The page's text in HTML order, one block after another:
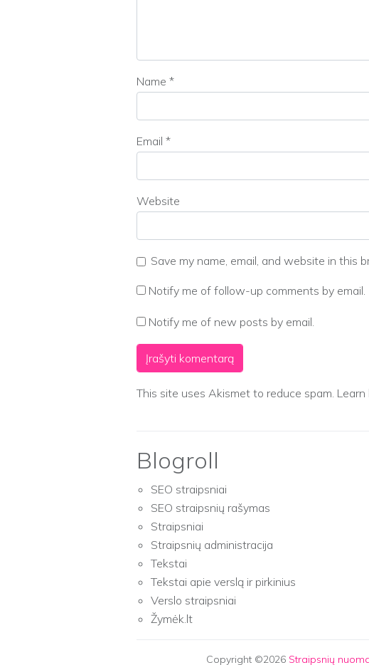
Name *
Email *
Website
Save my name, email, and website in this
Notify me of follow-up comments by email.
Notify me of new posts by email.
This site uses Akismet to reduce spam.
Blogroll
SEO straipsniai
SEO straipsnių rašymas
Straipsniai
Straipsnių administracija
Tekstai
Tekstai apie verslą ir pirkinius
Verslo straipsniai
Žymėk.lt
Copyright ©2026 Straipsnių